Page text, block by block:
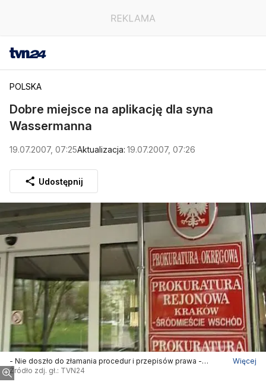
POLSKA
Dobre miejsce na aplikację dla syna
Wassermanna
19.07.2007, 07:25Aktualizacja: 19.07.2007, 07:26
Udostępnij
- Nie doszło do złamania procedur i przepisów prawa -
zapewnia sędzia Sławomir Różycki z wydziału informacji MS
Więcej
Źródło zdj. gł.: TVN24